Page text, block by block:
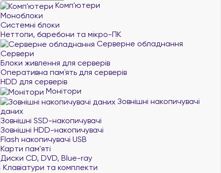
Комп'ютери
Моноблоки
Системні блоки
Неттопи, баребони та мікро-ПК
Серверне обладнання
Сервери
Блоки живлення для серверів
Оперативна пам`ять для серверів
HDD для серверів
Монітори
Зовнішні накопичувачі
даних
Зовнішні SSD-накопичувачі
Зовнішні HDD-накопичувачі
Flash накопичувачі USB
Карти пам'яті
Диски CD, DVD, Blue-ray
Клавіатури та комплекти